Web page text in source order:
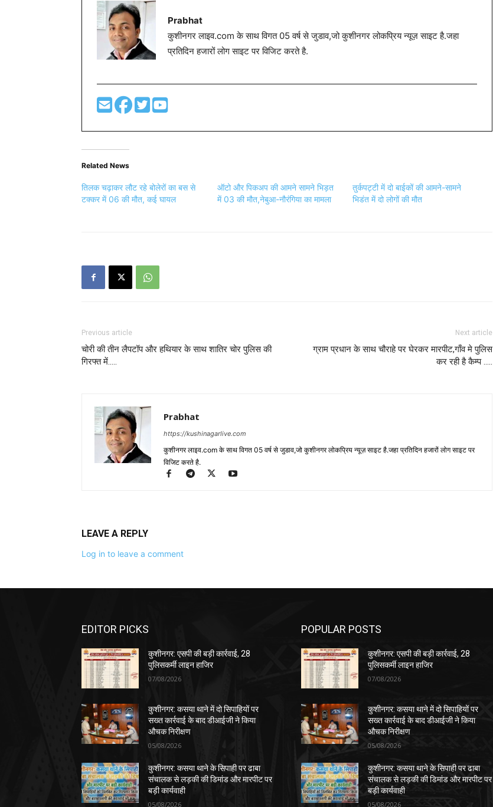
Prabhat
कुशीनगर लाइव.com के साथ विगत 05 वर्ष से जुडाव,जो कुशीनगर लोकप्रिय न्यूज़ साइट है.जहा
प्रतिदिन हजारों लोग साइट पर विजिट करते है.
Related News
तिलक चढ़ाकर लौट रहे बोलेरों का बस से
टक्कर में 06 की मौत, कई घायल
ऑटो और पिकअप की आमने सामने भिड़त
में 03 की मौत,नेबुआ-नौरंगिया का मामला
तुर्कपट्टी में दो बाईकों की आमने-सामने
भिडंत में दो लोगों की मौत
Previous article
चोरी की तीन लैपटॉप और हथियार के साथ शातिर चोर पुलिस की
गिरफ्त में…..
Next article
ग्राम प्रधान के साथ चौराहे पर घेरकर मारपीट,गाँव मे पुलिस
कर रही है कैम्प …..
Prabhat
https://kushinagarlive.com
कुशीनगर लाइव.com के साथ विगत 05 वर्ष से जुडाव,जो कुशीनगर लोकप्रिय न्यूज़ साइट है.जहा प्रतिदिन हजारों लोग साइट पर
विजिट करते है.
LEAVE A REPLY
Log in to leave a comment
EDITOR PICKS
कुशीनगर: एसपी की बड़ी कार्रवाई, 28
पुलिसकर्मी लाइन हाजिर
07/08/2026
कुशीनगर: कसया थाने में दो सिपाहियों पर
सख्त कार्रवाई के बाद डीआईजी ने किया
औचक निरीक्षण
05/08/2026
कुशीनगर: कसया थाने के सिपाही पर ढाबा
संचालक से लड़की की डिमांड और मारपीट पर
बड़ी कार्यवाही
05/08/2026
POPULAR POSTS
कुशीनगर: एसपी की बड़ी कार्रवाई, 28
पुलिसकर्मी लाइन हाजिर
07/08/2026
कुशीनगर: कसया थाने में दो सिपाहियों पर
सख्त कार्रवाई के बाद डीआईजी ने किया
औचक निरीक्षण
05/08/2026
कुशीनगर: कसया थाने के सिपाही पर ढाबा
संचालक से लड़की की डिमांड और मारपीट पर
बड़ी कार्यवाही
05/08/2026